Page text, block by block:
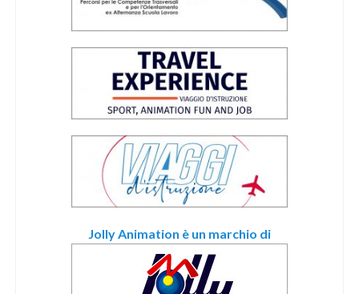
Jolly Animation è un marchio di